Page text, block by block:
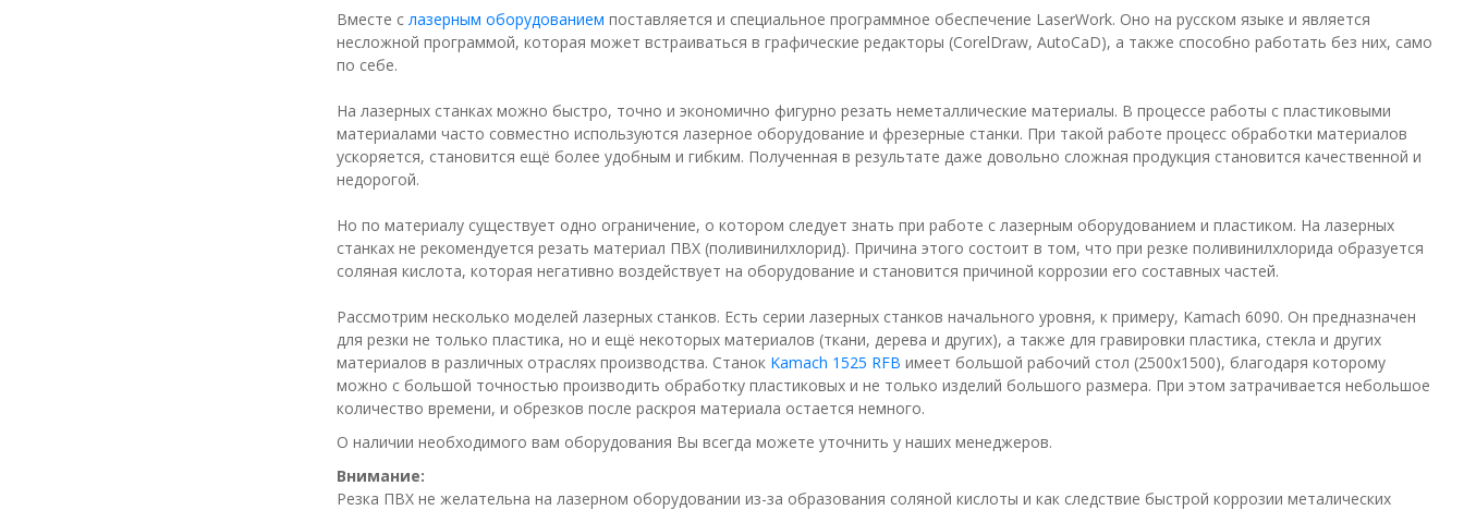
Вместе с лазерным оборудованием поставляется и специальное программное обеспечение LaserWork. Оно на русском языке и является
несложной программой, которая может встраиваться в графические редакторы (CorelDraw, AutoCaD), а также способно работать без них, само
по себе.
На лазерных станках можно быстро, точно и экономично фигурно резать неметаллические материалы. В процессе работы с пластиковыми
материалами часто совместно используются лазерное оборудование и фрезерные станки. При такой работе процесс обработки материалов
ускоряется, становится ещё более удобным и гибким. Полученная в результате даже довольно сложная продукция становится качественной и
недорогой.
Но по материалу существует одно ограничение, о котором следует знать при работе с лазерным оборудованием и пластиком. На лазерных
станках не рекомендуется резать материал ПВХ (поливинилхлорид). Причина этого состоит в том, что при резке поливинилхлорида образуется
соляная кислота, которая негативно воздействует на оборудование и становится причиной коррозии его составных частей.
Рассмотрим несколько моделей лазерных станков. Есть серии лазерных станков начального уровня, к примеру, Kamach 6090. Он предназначен
для резки не только пластика, но и ещё некоторых материалов (ткани, дерева и других), а также для гравировки пластика, стекла и других
материалов в различных отраслях производства. Станок Kamach 1525 RFB имеет большой рабочий стол (2500х1500), благодаря которому
можно с большой точностью производить обработку пластиковых и не только изделий большого размера. При этом затрачивается небольшое
количество времени, и обрезков после раскроя материала остается немного.
О наличии необходимого вам оборудования Вы всегда можете уточнить у наших менеджеров.
Внимание:
Резка ПВХ не желательна на лазерном оборудовании из-за образования соляной кислоты и как следствие быстрой коррозии металических